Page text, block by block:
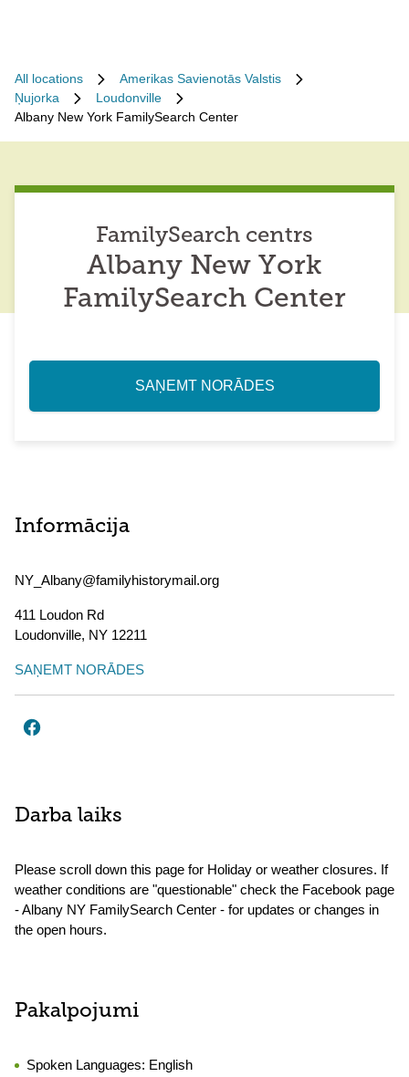
All locations
Amerikas Savienotās Valstis
Ņujorka
Loudonville
Albany New York FamilySearch Center
FamilySearch centrs
Albany New York
FamilySearch Center
SAŅEMT NORĀDES
Informācija
NY_Albany@familyhistorymail.org
411 Loudon Rd
Loudonville, NY 12211
SAŅEMT NORĀDES
Darba laiks
Please scroll down this page for Holiday or weather closures. If
weather conditions are "questionable" check the Facebook page
- Albany NY FamilySearch Center - for updates or changes in
the open hours.
Pakalpojumi
Spoken Languages: English